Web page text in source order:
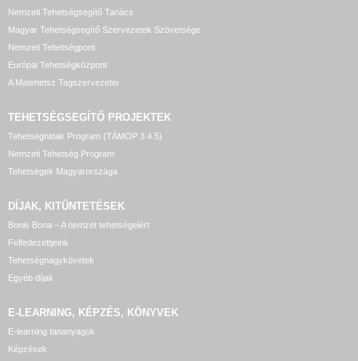
Nemzeti Tehetségsegítő Tanács
Magyar Tehetségsegítő Szervezetek Szövetsége
Nemzeti Tehetségpont
Európai Tehetségközpont
A Matehetsz Tagszervezetei
TEHETSÉGSEGÍTŐ PROJEKTEK
Tehetséghidak Program (TÁMOP 3.4.5)
Nemzeti Tehetség Program
Tehetségek Magyarországa
DÍJAK, KITÜNTETÉSEK
Bonis Bona – A nemzet tehetségeiért
Felfedezettjeink
Tehetségnagykövetek
Egyéb díjak
E-LEARNING, KÉPZÉS, KÖNYVEK
E-learning tananyagok
Képzések